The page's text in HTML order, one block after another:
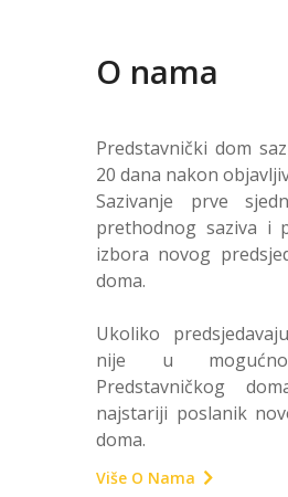
O nama
Predstavnički dom
20 dana nakon
Sazivanje prve
prethodnog saziva i
izbora novog
doma.
Ukoliko
nije u
Predstavničkog
najstariji poslanik
doma.
Više O Nama